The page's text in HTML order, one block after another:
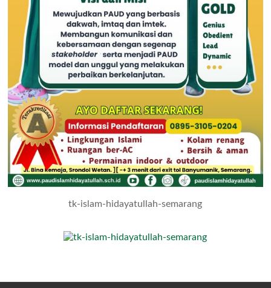
tk-islam-hidayatullah-semarang